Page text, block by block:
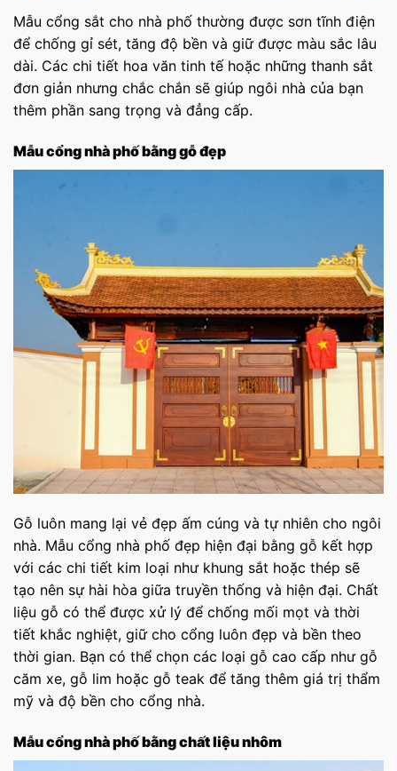
Mẫu cổng sắt cho nhà phố thường được sơn tĩnh điện
để chống gỉ sét, tăng độ bền và giữ được màu sắc lâu
dài. Các chi tiết hoa văn tinh tế hoặc những thanh sắt
đơn giản nhưng chắc chắn sẽ giúp ngôi nhà của bạn
thêm phần sang trọng và đẳng cấp.
Mẫu cổng nhà phố bằng gỗ đẹp
Gỗ luôn mang lại vẻ đẹp ấm cúng và tự nhiên cho ngôi
nhà. Mẫu cổng nhà phố đẹp hiện đại bằng gỗ kết hợp
với các chi tiết kim loại như khung sắt hoặc thép sẽ
tạo nên sự hài hòa giữa truyền thống và hiện đại. Chất
liệu gỗ có thể được xử lý để chống mối mọt và thời
tiết khắc nghiệt, giữ cho cổng luôn đẹp và bền theo
thời gian. Bạn có thể chọn các loại gỗ cao cấp như gỗ
căm xe, gỗ lim hoặc gỗ teak để tăng thêm giá trị thẩm
mỹ và độ bền cho cổng nhà.
Mẫu cổng nhà phố bằng chất liệu nhôm